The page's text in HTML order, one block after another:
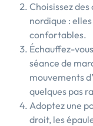
Choisissez
nordique :
confortables.
Échauffez-
séance de
mouvements
quelques pas
Adoptez une
droit, les